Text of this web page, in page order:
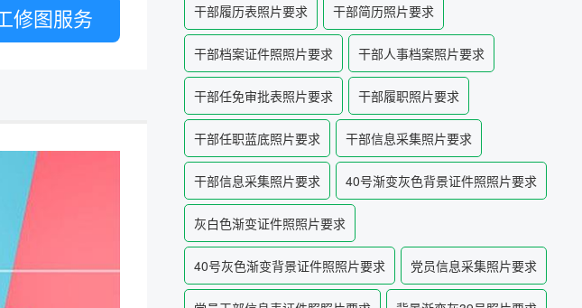
修图服务 干部履历表照片要求 干部简历照片要求
干部档案证件照照片要求 干部人事档案照片要求
干部任免审批表照片要求 干部履职照片要求
干部任职蓝底照片要求 干部信息采集照片要求
干部信息采集照片要求 40号渐变灰色背景证件照照片要求
灰白色渐变证件照照片要求
40号灰色渐变背景证件照照片要求 党员信息采集照片要求